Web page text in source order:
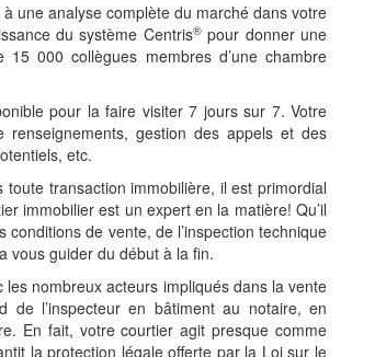
une analyse complète du marché dans votre
du système Centris®pour donner une
000 collègues membres d’une chambre
pour la faire visiter 7 jours sur 7. Votre
gestion des appels et des
etc.
toute transaction immobilière, il est primordial
immobilier est un expert en la matière! Qu’il
conditions de vente, de l’inspection technique
vous guider du début à la fin.
nombreux acteurs impliqués dans la vente
de l’inspecteur en bâtiment au notaire, en
En fait, votre courtier agit presque comme
la protection légale offerte par la Loi sur le